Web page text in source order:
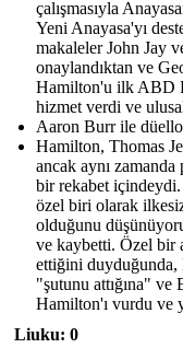
çalışmasıyla
Yeni Anayasa'yı
makaleler John Jay
onaylandıktan ve
Hamilton'u ilk ABD
hizmet verdi ve
Aaron Burr ile düello
Hamilton, Thomas
ancak aynı
bir rekabet
özel biri olarak
olduğunu
ve kaybetti. Özel bir
ettiğini duyduğunda,
"şutunu attığına" ve
Hamilton'ı vurdu ve
Liuku: 0